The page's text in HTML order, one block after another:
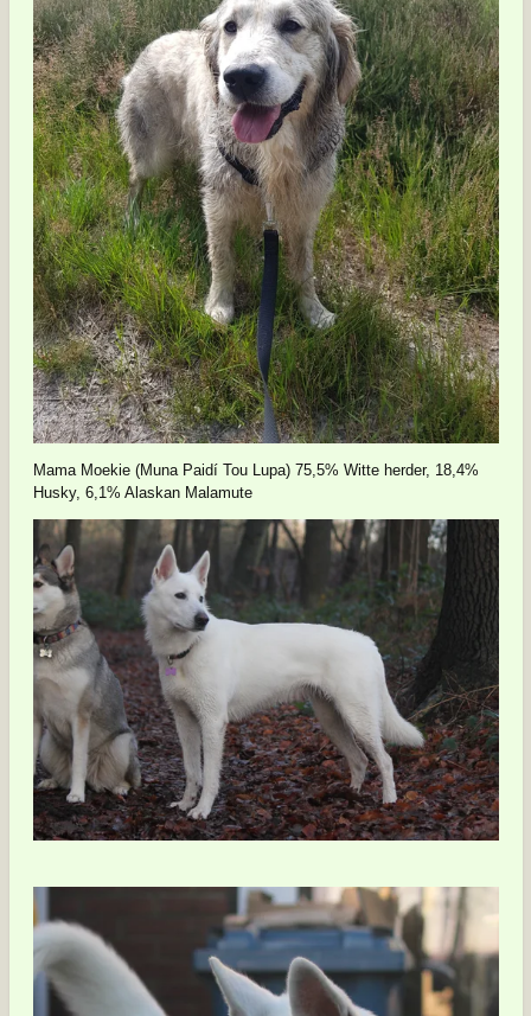
Mama Moekie (Muna Paidí Tou Lupa) 75,5% Witte herder, 18,4%
Husky, 6,1% Alaskan Malamute